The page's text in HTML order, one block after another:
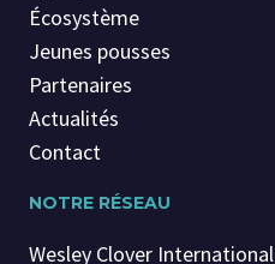
Écosystème
Jeunes pousses
Partenaires
Actualités
Contact
NOTRE RÉSEAU
Wesley Clover International